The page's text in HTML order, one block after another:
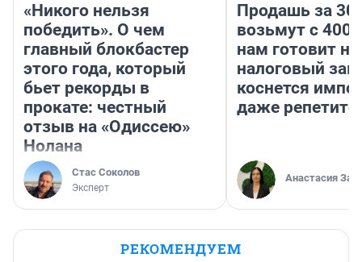
«Никого нельзя
победить». О чем
главный блокбастер
этого года, который
бьет рекорды в
прокате: честный
отзыв на «Одиссею»
Нолана
Стас Соколов
Эксперт
Продашь за
возьмут с
нам готовит
налоговый
коснется
даже
Анастасия
РЕКОМЕНДУЕМ